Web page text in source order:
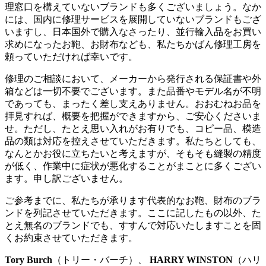
理窓口を構えていないブランドも多くございましょう。なか
には、国内に修理サービスを展開していないブランドもござ
いますし、日本国外で購入なさったり、並行輸入品をお買い
求めになったお鞄、お財布なども、私たちかばん修理工房を
頼っていただければ幸いです。
修理のご相談において、メーカーから発行される保証書や外
箱などは一切不要でございます。また品番やモデル名が不明
であっても、まったく差し支えありません。おおむねお品を
拝見すれば、概要を把握ができますから、ご安心くださいま
せ。ただし、たとえ思い入れがお有りでも、コピー品、模造
品の類は対応を控えさせていただきます。私たちとしても、
なんとかお役に立ちたいと考えますが、そもそも縫製の精度
が低く、作業中に症状が悪化することがまことに多くござい
ます。申し訳ございません。
ご参考までに、私たちが承ります代表的なお鞄、財布のブラ
ンドを列記させていただきます。ここに記したもの以外、た
とえ無名のブランドでも、すすんで対応いたしますことを固
くお約束させていただきます。
Tory Burch （トリー・バーチ）、 HARRY WINSTON （ハリ